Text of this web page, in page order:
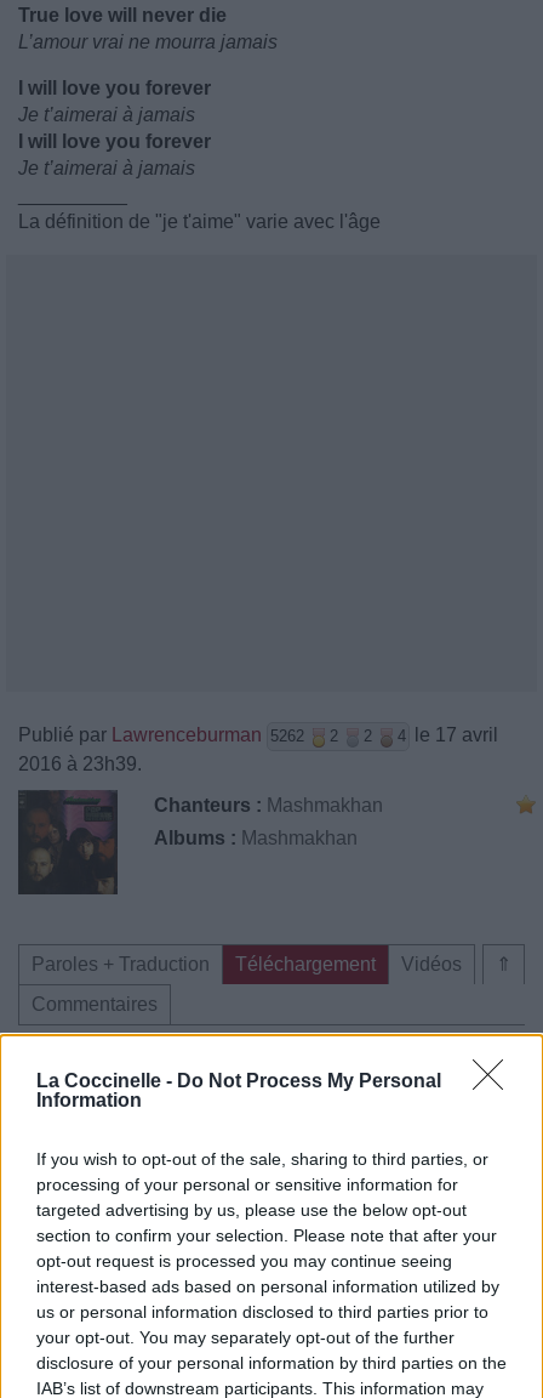
La Coccinelle - Do Not Process My Personal
Information
If you wish to opt-out of the sale, sharing to third parties, or
processing of your personal or sensitive information for
targeted advertising by us, please use the below opt-out
section to confirm your selection. Please note that after your
opt-out request is processed you may continue seeing
interest-based ads based on personal information utilized by
us or personal information disclosed to third parties prior to
your opt-out. You may separately opt-out of the further
disclosure of your personal information by third parties on the
IAB’s list of downstream participants. This information may
True love will never die
L’amour vrai ne mourra jamais
I will love you forever
Je t’aimerai à jamais
I will love you forever
Je t’aimerai à jamais
La définition de "je t'aime" varie avec l'âge
Publié par Lawrenceburman 5262 2 2 4
le 17 avril
2016 à 23h39.
Chanteurs : Mashmakhan
Albums : Mashmakhan
⇑
Paroles + Traduction Téléchargement
Vidéos
Commentaires
Vous aimez chanter, apprenez la guitare chez
Télécharger légalement les MP3 sur
Télécharger légalement les MP3 ou trouver le CD sur
Trouver des vinyles et des CD sur
Trouver un instrument de musique ou une partition au
meilleur prix sur